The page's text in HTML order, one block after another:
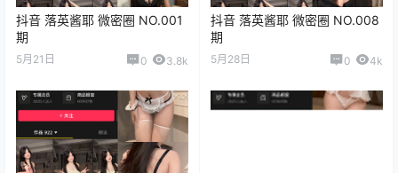
抖音 落英酱耶 微密圈 NO.001
期
5月21日 0 3.8k
抖音 落英酱耶 微密圈 NO.008
期
5月28日 0 4k